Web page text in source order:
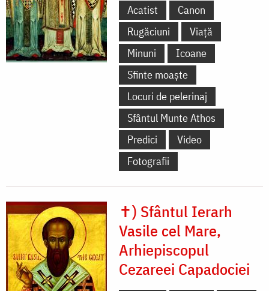
Acatist
Canon
Rugăciuni
Viață
Minuni
Icoane
Sfinte moaște
Locuri de pelerinaj
Sfântul Munte Athos
Predici
Video
Fotografii
✝) Sfântul Ierarh
Vasile cel Mare,
Arhiepiscopul
Cezareei Capadociei